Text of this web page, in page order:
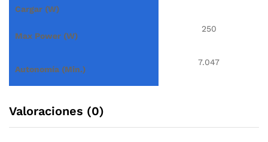
Cargar (W)
Max Power (W)
250
Autonomía (Min.)
7.047
Valoraciones (0)